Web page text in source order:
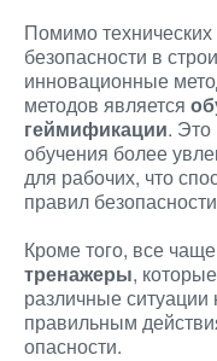
Помимо
безопасности в
инновационные
методов является
геймификации. Это
обучения более
для рабочих, что
правил
Кроме того, все
тренажеры,
различные ситуации
правильным
опасности.